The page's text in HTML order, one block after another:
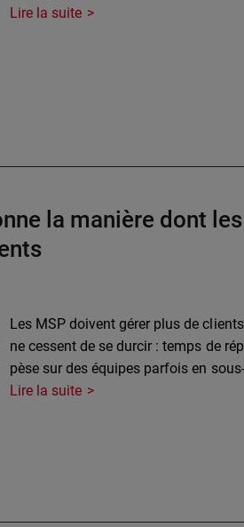
Lire la suite
la manière dont
Les MSP doivent gérer plus de
ne cessent de se durcir : temps de
pèse sur des équipes parfois en
Lire la suite